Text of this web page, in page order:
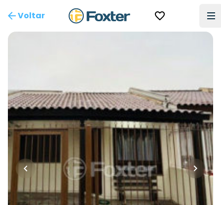
Voltar